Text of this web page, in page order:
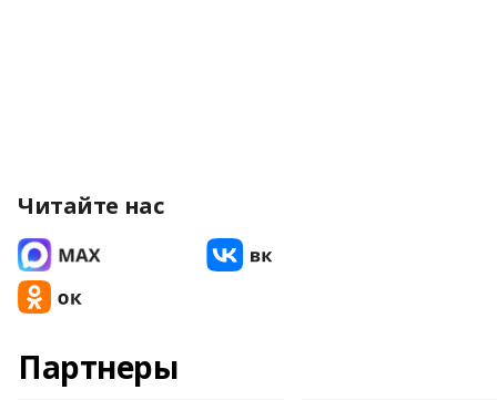
Читайте нас
Партнеры